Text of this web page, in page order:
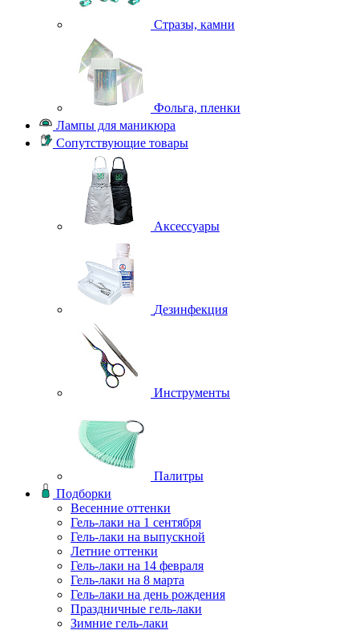
Стразы, камни
Фольга, пленки
Лампы для маникюра
Сопутствующие товары
Аксессуары
Дезинфекция
Инструменты
Палитры
Подборки
Весенние оттенки
Гель-лаки на 1 сентября
Гель-лаки на выпускной
Летние оттенки
Гель-лаки на 14 февраля
Гель-лаки на 8 марта
Гель-лаки на день рождения
Праздничные гель-лаки
Зимние гель-лаки